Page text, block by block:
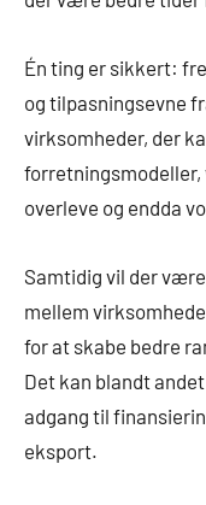
Én ting er sikkert:
og tilpasningsevne
virksomheder, der
forretningsmodeller,
overleve og endda
Samtidig vil der
mellem
for at skabe bedre
Det kan blandt
adgang til
eksport.